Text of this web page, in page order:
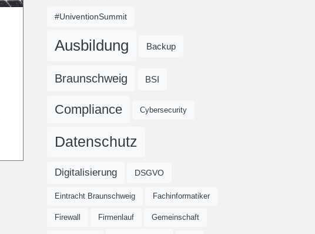
#UniventionSummit
Ausbildung Backup
Braunschweig BSI
Compliance Cybersecurity
Datenschutz
Digitalisierung DSGVO
Eintracht Braunschweig Fachinformatiker
Firewall Firmenlauf Gemeinschaft